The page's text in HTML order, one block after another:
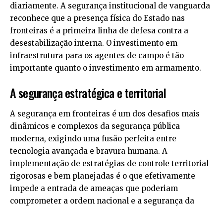
diariamente. A segurança institucional de vanguarda
reconhece que a presença física do Estado nas
fronteiras é a primeira linha de defesa contra a
desestabilização interna. O investimento em
infraestrutura para os agentes de campo é tão
importante quanto o investimento em armamento.
A segurança estratégica e territorial
A segurança em fronteiras é um dos desafios mais
dinâmicos e complexos da segurança pública
moderna, exigindo uma fusão perfeita entre
tecnologia avançada e bravura humana. A
implementação de estratégias de controle territorial
rigorosas e bem planejadas é o que efetivamente
impede a entrada de ameaças que poderiam
comprometer a ordem nacional e a segurança da